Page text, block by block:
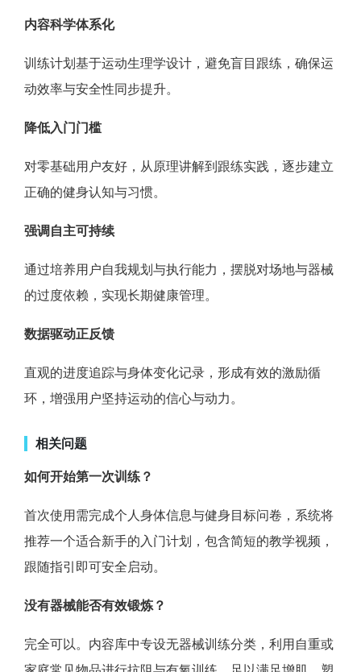
内容科学体系化
训练计划基于运动生理学设计，避免盲目跟练，确保运
动效率与安全性同步提升。
降低入门门槛
对零基础用户友好，从原理讲解到跟练实践，逐步建立
正确的健身认知与习惯。
强调自主可持续
通过培养用户自我规划与执行能力，摆脱对场地与器械
的过度依赖，实现长期健康管理。
数据驱动正反馈
直观的进度追踪与身体变化记录，形成有效的激励循
环，增强用户坚持运动的信心与动力。
相关问题
如何开始第一次训练？
首次使用需完成个人身体信息与健身目标问卷，系统将
推荐一个适合新手的入门计划，包含简短的教学视频，
跟随指引即可安全启动。
没有器械能否有效锻炼？
完全可以。内容库中专设无器械训练分类，利用自重或